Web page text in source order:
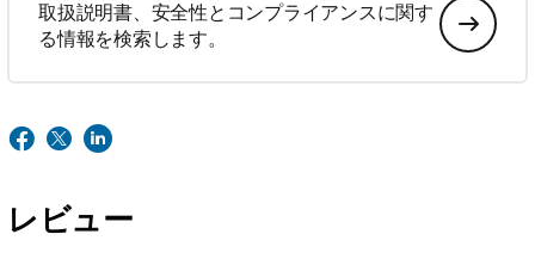
取扱説明書、安全性とコンプライアンスに関す
る情報を検索します。
レビュー